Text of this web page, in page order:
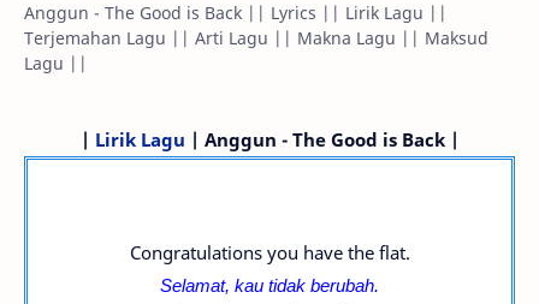
Anggun - The Good is Back || Lyrics || Lirik Lagu ||
Terjemahan Lagu || Arti Lagu || Makna Lagu || Maksud
Lagu ||
| Lirik Lagu | Anggun - The Good is Back |
Congratulations you have the flat.
Selamat, kau tidak berubah.